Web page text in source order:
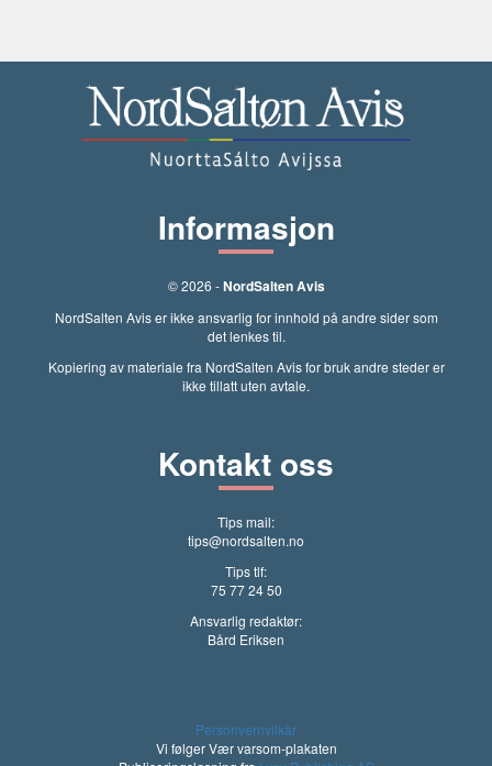
Informasjon
© 2026 -NordSalten Avis
NordSalten Avis er ikke ansvarlig for innhold på andre sider som
det lenkes til.
Kopiering av materiale fra NordSalten Avis for bruk andre steder er
ikke tillatt uten avtale.
Kontakt oss
Tips mail:
tips@nordsalten.no
Tips tlf:
75 77 24 50
Ansvarlig redaktør:
Bård Eriksen
Personvernvilkår
Vi følger Vær varsom-plakaten